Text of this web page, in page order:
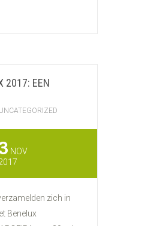
2017: EEN
UNCATEGORIZED
NOV
zich in
Benelux